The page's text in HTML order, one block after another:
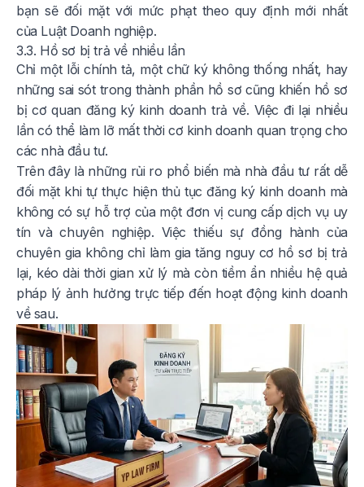
bạn sẽ đối mặt với mức phạt theo quy định mới nhất
của Luật Doanh nghiệp.
3.3. Hồ sơ bị trả về nhiều lần
Chỉ một lỗi chính tả, một chữ ký không thống nhất, hay
những sai sót trong thành phần hồ sơ cũng khiến hồ sơ
bị cơ quan đăng ký kinh doanh trả về. Việc đi lại nhiều
lần có thể làm lỡ mất thời cơ kinh doanh quan trọng cho
các nhà đầu tư.
Trên đây là những rủi ro phổ biến mà nhà đầu tư rất dễ
đối mặt khi tự thực hiện thủ tục đăng ký kinh doanh mà
không có sự hỗ trợ của một đơn vị cung cấp dịch vụ uy
tín và chuyên nghiệp. Việc thiếu sự đồng hành của
chuyên gia không chỉ làm gia tăng nguy cơ hồ sơ bị trả
lại, kéo dài thời gian xử lý mà còn tiềm ẩn nhiều hệ quả
pháp lý ảnh hưởng trực tiếp đến hoạt động kinh doanh
về sau.